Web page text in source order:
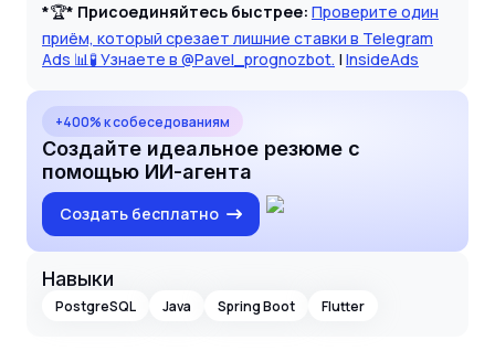
*🏆* Присоединяйтесь быстрее: Проверите один
приём, который срезает лишние ставки в Telegram
Ads 📊🧪 Узнаете в @Pavel_prognozbot. | InsideAds
+400% к собеседованиям
Создайте идеальное резюме с
помощью ИИ-агента
Создать бесплатно
Навыки
PostgreSQL Java Spring Boot Flutter